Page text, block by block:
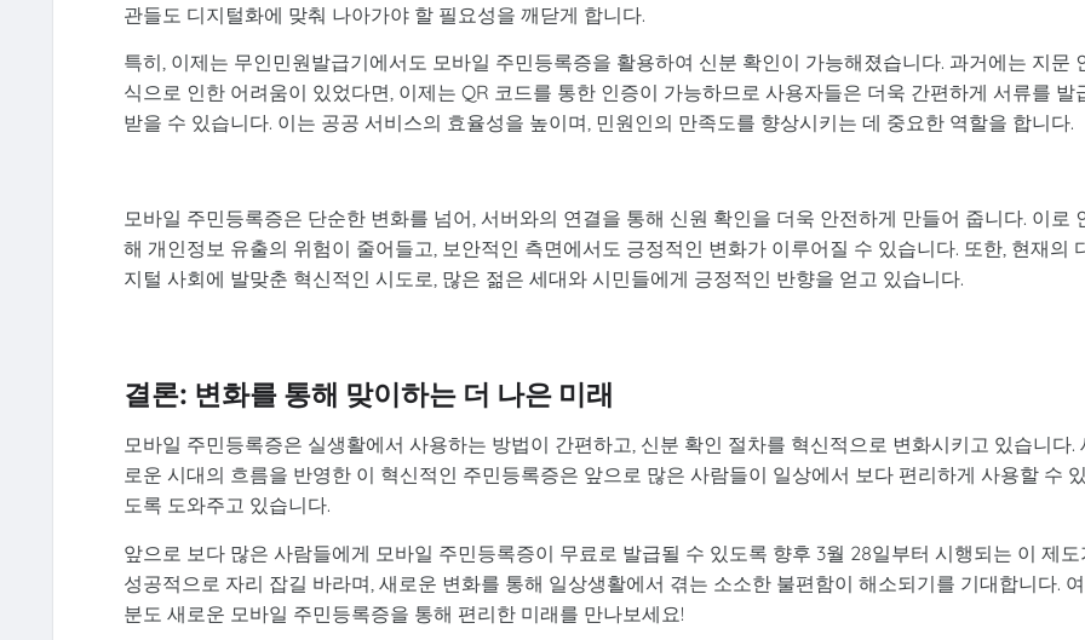
관들도 디지털화에 맞춰 나아가야 할 필요성을 깨닫게 합니다.
특히, 이제는 무인민원발급기에서도 모바일 주민등록증을 활용하여 신분 확인이 가능해졌습니다. 과거에는 지문
식으로 인한 어려움이 있었다면, 이제는 QR 코드를 통한 인증이 가능하므로 사용자들은 더욱 간편하게 서류를 발
받을 수 있습니다. 이는 공공 서비스의 효율성을 높이며, 민원인의 만족도를 향상시키는 데 중요한 역할을 합니다.
모바일 주민등록증은 단순한 변화를 넘어, 서버와의 연결을 통해 신원 확인을 더욱 안전하게 만들어 줍니다. 이로
해 개인정보 유출의 위험이 줄어들고, 보안적인 측면에서도 긍정적인 변화가 이루어질 수 있습니다. 또한, 현재의
지털 사회에 발맞춘 혁신적인 시도로, 많은 젊은 세대와 시민들에게 긍정적인 반향을 얻고 있습니다.
결론: 변화를 통해 맞이하는 더 나은 미래
모바일 주민등록증은 실생활에서 사용하는 방법이 간편하고, 신분 확인 절차를 혁신적으로 변화시키고 있습니다.
로운 시대의 흐름을 반영한 이 혁신적인 주민등록증은 앞으로 많은 사람들이 일상에서 보다 편리하게 사용할 수 있
도록 도와주고 있습니다.
앞으로 보다 많은 사람들에게 모바일 주민등록증이 무료로 발급될 수 있도록 향후 3월 28일부터 시행되는 이 제도
성공적으로 자리 잡길 바라며, 새로운 변화를 통해 일상생활에서 겪는 소소한 불편함이 해소되기를 기대합니다.
분도 새로운 모바일 주민등록증을 통해 편리한 미래를 만나보세요!